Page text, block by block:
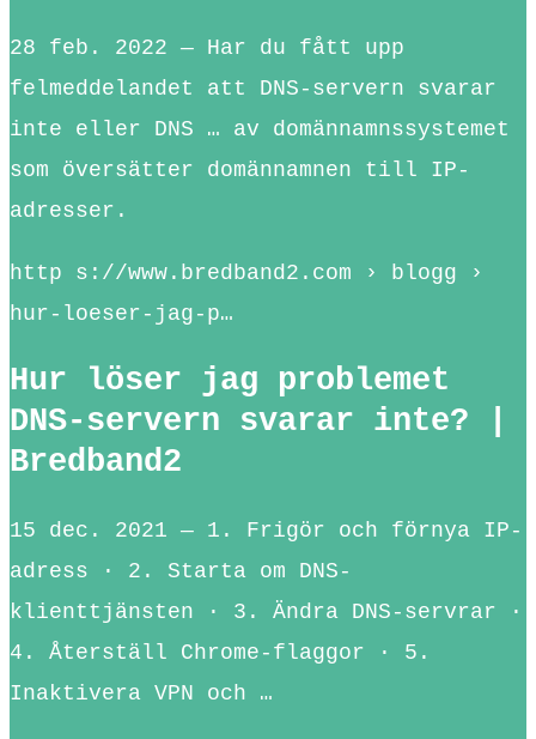
28 feb. 2022 — Har du fått upp
felmeddelandet att DNS-servern svarar
inte eller DNS … av domännamnssystemet
som översätter domännamnen till IP-
adresser.
http s://www.bredband2.com › blogg ›
hur-loeser-jag-p…
Hur löser jag problemet
DNS-servern svarar inte? |
Bredband2
15 dec. 2021 — 1. Frigör och förnya IP-
adress · 2. Starta om DNS-
klienttjänsten · 3. Ändra DNS-servrar ·
4. Återställ Chrome-flaggor · 5.
Inaktivera VPN och …